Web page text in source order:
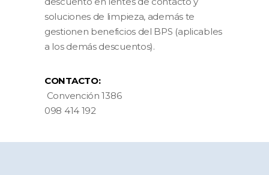
soluciones de limpieza, además te
gestionen beneficios del BPS (aplicables
a los demás descuentos).
CONTACTO:
Convención 1386
098 414 192